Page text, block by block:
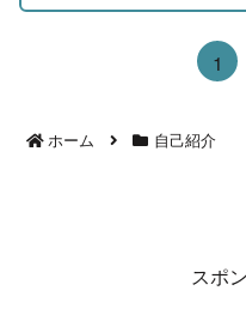
1
ホーム 自己紹介
スポ